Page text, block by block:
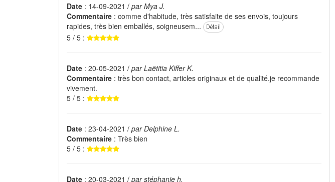
Date : 14-09-2021 / par Mya J.
Commentaire : comme d'habitude, très satisfaite de ses envois, toujours
rapides, très bien emballés, soigneusem...
Détail
5 / 5 :
Date : 20-05-2021 / par Laëtitia Kiffer K.
Commentaire : très bon contact, articles originaux et de qualité.je recommande
vivement.
5 / 5 :
Date : 23-04-2021 / par Delphine L.
Commentaire : Très bien
5 / 5 :
Date : 20-03-2021 / par stéphanie h.